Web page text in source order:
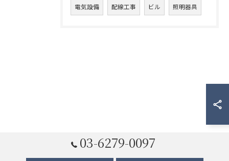
電気設備 配線工事 ビル 照明器具
03-6279-0097